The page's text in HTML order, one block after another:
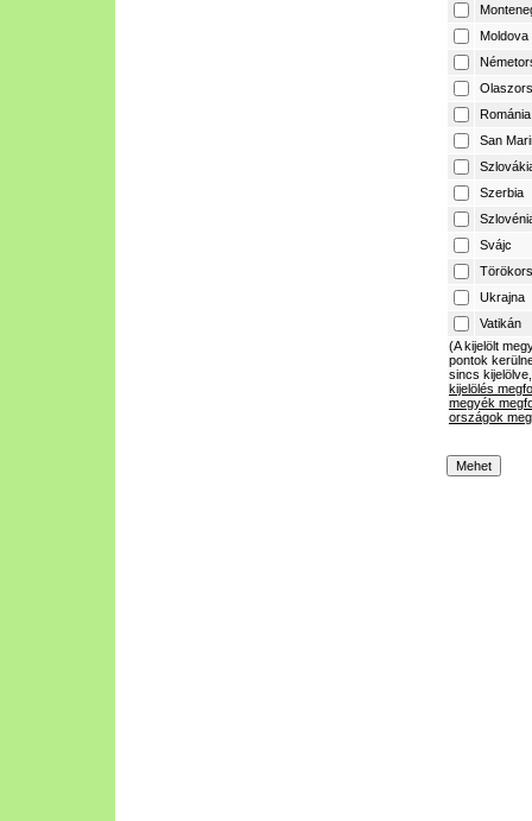
Moldova
Románia
San
Szerbia
Svájc
Ukrajna
Vatikán
(A kijelölt
pontok
sincs
kijelölés
megyék
országok